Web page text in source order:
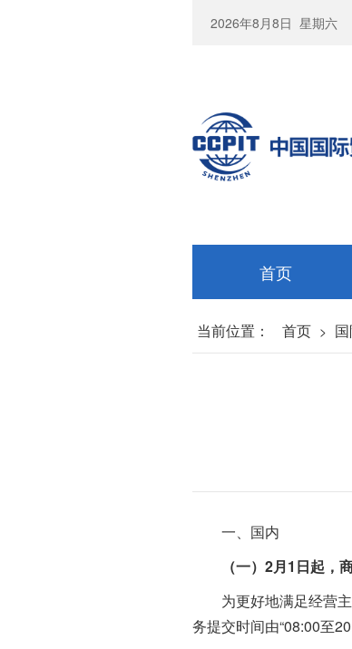
2026年8月8日 星期六
首页
当前位置： 首页 >
一、国内
（一）2月1日起，
为更好地满足经营主
务提交时间由“08:00至